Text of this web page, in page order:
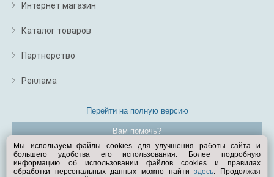
Интернет магазин
Каталог товаров
Партнерство
Реклама
Перейти на полную версию
Вам помочь?
© Exist.ru 1998—2026
Мы используем файлы cookies для улучшения работы сайта и
большего удобства его использования. Более подробную
информацию об использовании файлов cookies и правилах
обработки персональных данных можно найтиздесь. Продолжая